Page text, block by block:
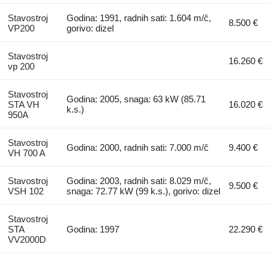
Stavostroj
VP200
Godina: 1991, radnih sati: 1.604 m/č,
gorivo: dizel
8.500 €
Stavostroj
vp 200
16.260 €
Stavostroj
STA VH
950A
Godina: 2005, snaga: 63 kW (85.71
k.s.)
16.020 €
Stavostroj
VH 700 A
Godina: 2000, radnih sati: 7.000 m/č 9.400 €
Stavostroj
VSH 102
Godina: 2003, radnih sati: 8.029 m/č,
snaga: 72.77 kW (99 k.s.), gorivo: dizel
9.500 €
Stavostroj
STA
VV2000D
Godina: 1997 22.290 €